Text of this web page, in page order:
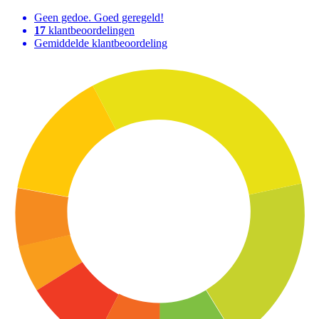
Geen gedoe. Goed geregeld!
17 klantbeoordelingen
Gemiddelde klantbeoordeling